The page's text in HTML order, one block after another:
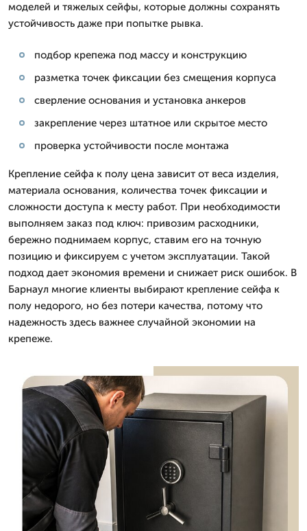
моделей и тяжелых сейфы, которые должны сохранять
устойчивость даже при попытке рывка.
подбор крепежа под массу и конструкцию
разметка точек фиксации без смещения корпуса
сверление основания и установка анкеров
закрепление через штатное или скрытое место
проверка устойчивости после монтажа
Крепление сейфа к полу цена зависит от веса изделия,
материала основания, количества точек фиксации и
сложности доступа к месту работ. При необходимости
выполняем заказ под ключ: привозим расходники,
бережно поднимаем корпус, ставим его на точную
позицию и фиксируем с учетом эксплуатации. Такой
подход дает экономия времени и снижает риск ошибок. В
Барнаул многие клиенты выбирают крепление сейфа к
полу недорого, но без потери качества, потому что
надежность здесь важнее случайной экономии на
крепеже.